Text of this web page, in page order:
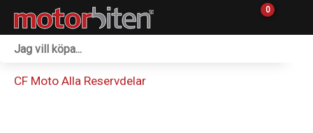
0
CF Moto Alla Reservdelar